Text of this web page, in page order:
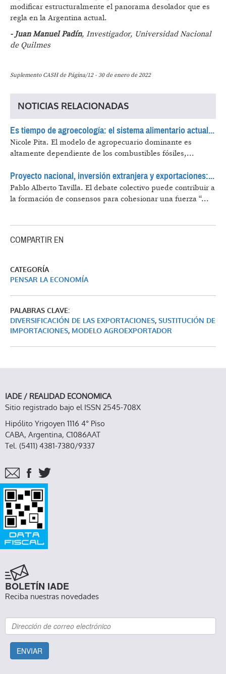
modificar estructuralmente el panorama desolador que es
regla en la Argentina actual.
- Juan Manuel Padín, Investigador, Universidad Nacional
de Quilmes
Suplemento CASH de Página/12 - 30 de enero de 2022
NOTICIAS RELACIONADAS
Es tiempo de agroecología: el sistema alimentario actual...
Nicole Pita. El modelo de agropecuario dominante es
altamente dependiente de los combustibles fósiles,...
Proyecto nacional, inversión extranjera y exportaciones:...
Pablo Alberto Tavilla. El debate colectivo puede contribuir a
la formación de consensos para cohesionar una fuerza “...
COMPARTIR EN
CATEGORÍA
PENSAR LA ECONOMÍA
PALABRAS CLAVE:
DIVERSIFICACIÓN DE LAS EXPORTACIONES, SUSTITUCIÓN DE
IMPORTACIONES, MODELO AGROEXPORTADOR
IADE / REALIDAD ECONOMICA
Sitio registrado bajo el ISSN 2545-708X
Hipólito Yrigoyen 1116 4° Piso
CABA, Argentina, C1086AAT
Tel. (5411) 4381-7380/9337
BOLETÍN IADE
Reciba nuestras novedades
ENVIAR